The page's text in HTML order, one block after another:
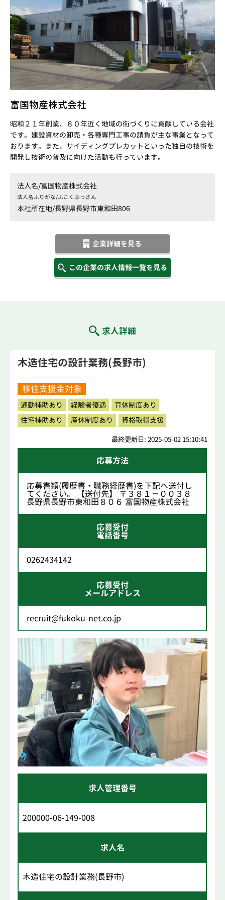
富国物産株式会社
昭和２１年創業、８０年近く地域の街づくりに貢献している会社
です。建設資材の卸売・各種専門工事の請負が主な事業となって
おります。また、サイディングプレカットといった独自の技術を
開発し技術の普及に向けた活動も行っています。
法人名/富国物産株式会社
法人名ふりがな/ふこくぶっさん
本社所在地/長野県長野市東和田806
企業詳細を見る
この企業の求人情報一覧を見る
求人詳細
木造住宅の設計業務(長野市)
移住支援金対象
通勤補助あり 経験者優遇
育休制度あり
住宅補助あり
産休制度あり 資格取得支援
最終更新日: 2025-05-02 15:10:41
応募方法
応募書類(履歴書・職務経歴書)を下記へ送付し
てください。 【送付先】 〒３８１－００３８
長野県長野市東和田８０６ 富国物産株式会社
応募受付
電話番号
0262434142
応募受付
メールアドレス
recruit@fukoku-net.co.jp
求人管理番号
200000-06-149-008
求人名
木造住宅の設計業務(長野市)